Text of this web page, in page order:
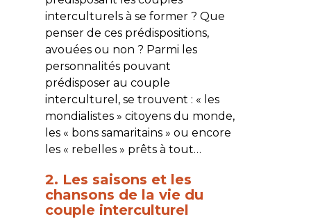
interculturels à se former ? Que
penser de ces prédispositions,
avouées ou non ? Parmi les
personnalités pouvant
prédisposer au couple
interculturel, se trouvent : « les
mondialistes » citoyens du monde,
les « bons samaritains » ou encore
les « rebelles » prêts à tout…
2. Les saisons et les
chansons de la vie du
couple interculturel